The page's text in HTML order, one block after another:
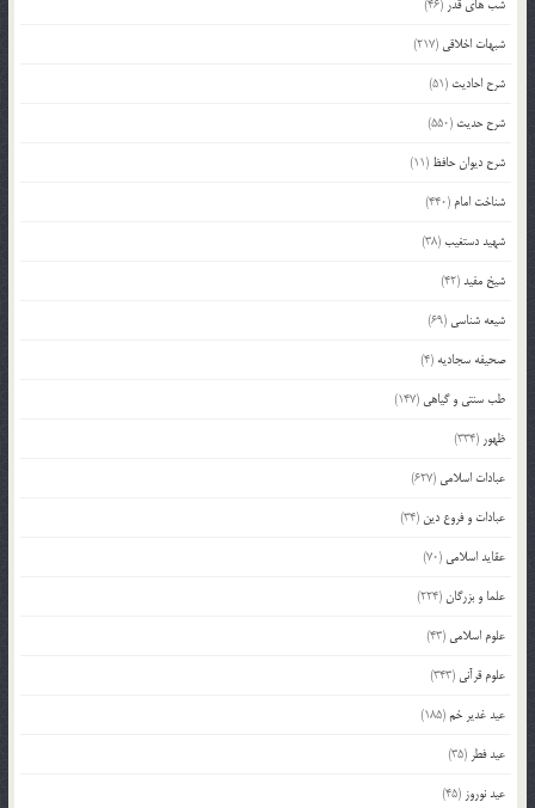
شب های قدر (46)
شبهات اخلاقی (217)
شرح احادیث (51)
شرح حدیث (550)
شرح دیوان حافظ (11)
شناخت امام (440)
شهید دستغیب(38)
شیخ مفید(42)
شیعه شناسی (69)
صحیفه سجادیه (4)
طب سنتی و گیاهی (147)
ظهور (334)
عبادات اسلامی (627)
عبادات و فروع دین (34)
عقاید اسلامی (70)
علما و بزرگان(224)
علوم اسلامی (43)
علوم قرآنی (343)
عید غدیر خم(185)
عید فطر (35)
عید نوروز (45)